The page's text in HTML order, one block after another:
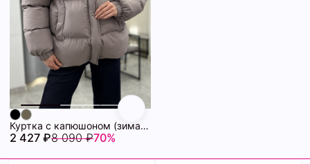
Куртка с капюшоном (зима) 72460880\1004
2 427 ₽8 090 ₽70%